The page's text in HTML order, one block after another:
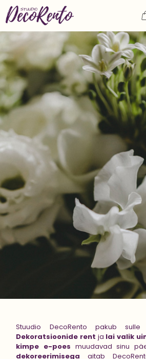
Stuudio DecoRento pakub sulle
Dekoratsioonide rent ja lai valik
kimpe e-poes muudavad sinu
dekoreerimisegaaitab